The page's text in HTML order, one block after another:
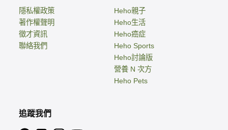
隱私權政策
著作權聲明
徵才資訊
聯絡我們
Heho親子
Heho生活
Heho癌症
Heho Sports
Heho討論版
營養 N 次方
Heho Pets
追蹤我們